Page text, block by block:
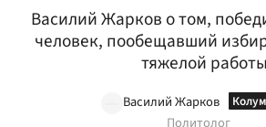
Василий Жарков о том,
человек, пообещавший
тяжелой работы
Василий Жарков
Политолог